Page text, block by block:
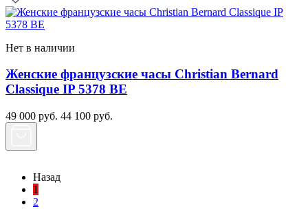
Нет в наличии
Женские французские часы Christian Bernard
Classique IP 5378 BE
49 000 руб. 44 100 руб.
Назад
1
2